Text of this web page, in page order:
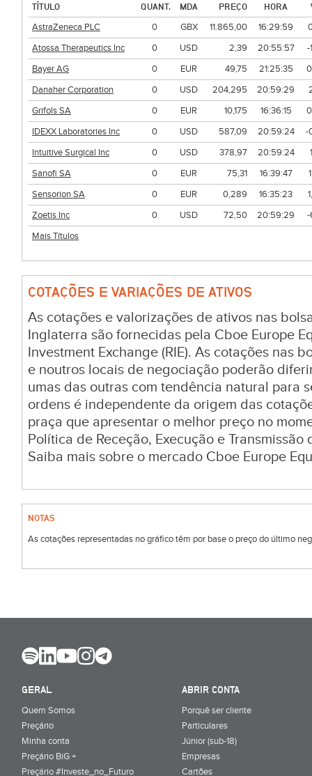
TÍTULO QUANT. MDA PREÇO HORA
AstraZeneca PLC
0 GBX 11.865,00 16:29:59
Atossa Therapeutics Inc
0 USD 2,39 20:55:57
-
Bayer AG
0 EUR 49,75 21:25:35
Danaher Corporation
0 USD 204,295 20:59:29
Grifols SA
0 EUR 10,175 16:36:15
IDEXX Laboratories Inc
0 USD 587,09 20:59:24
-
Intuitive Surgical Inc
0 USD 378,97 20:59:24
Sanofi SA
0 EUR 75,31 16:39:47
Sensorion SA
0 EUR 0,289 16:35:23
Zoetis Inc
0 USD 72,50 20:59:29
-
Mais Títulos
COTAÇÕES E VARIAÇÕES DE ATIVOS
As cotações e valorizações de ativos nas
Inglaterra são fornecidas pela Cboe Europe
Investment Exchange (RIE). As cotações nas
e noutros locais de negociação poderão
umas das outras com tendência natural para
ordens é independente da origem das
praça que apresentar o melhor preço no
Política de Receção, Execução e Transmissão
Saiba mais sobre o mercado Cboe Europe
NOTAS
As cotações representadas no gráfico têm por base o preço do último
GERAL
Quem Somos
Preçário
Minha conta
Preçário BiG +
Preçário #Investe_no_Futuro
ABRIR CONTA
Porquê ser cliente
Particulares
Júnior (sub-18)
Empresas
Cartões